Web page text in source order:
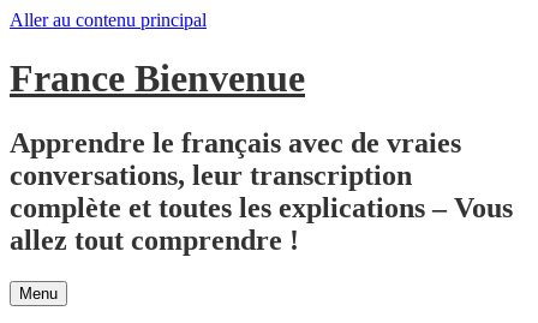
Aller au contenu principal
France Bienvenue
Apprendre le français avec de vraies
conversations, leur transcription
complète et toutes les explications – Vous
allez tout comprendre !
Menu